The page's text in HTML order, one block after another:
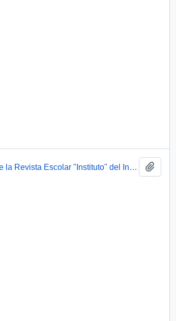
[ Carta de agradecimiento por el envío de un ejemplar de la Revista Escolar "Instituto" del Instituto Salesiano]